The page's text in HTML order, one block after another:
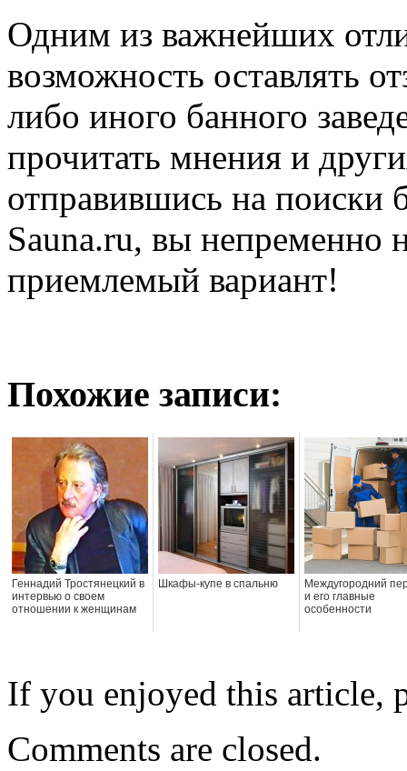
Одним из важнейших
возможность оставлять
либо иного банного
прочитать мнения и
отправившись на поиски
Sauna.ru, вы непременно
приемлемый вариант!
Похожие записи:
Геннадий Тростянецкий в
интервью о своем
отношении к женщинам
Шкафы-купе в спальню
Междугородний
и его главные
особенности
If you enjoyed this article,
Comments are closed.